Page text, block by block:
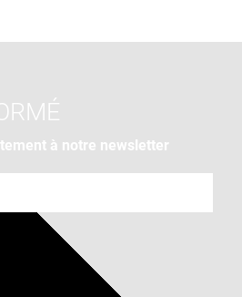
à notre newsletter